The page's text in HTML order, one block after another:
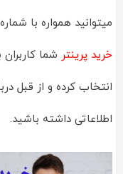
میتوانید همواره با
خرید پرینتر شما
انتخاب کرده و از قبل
اطلاعاتی داشته باشید.